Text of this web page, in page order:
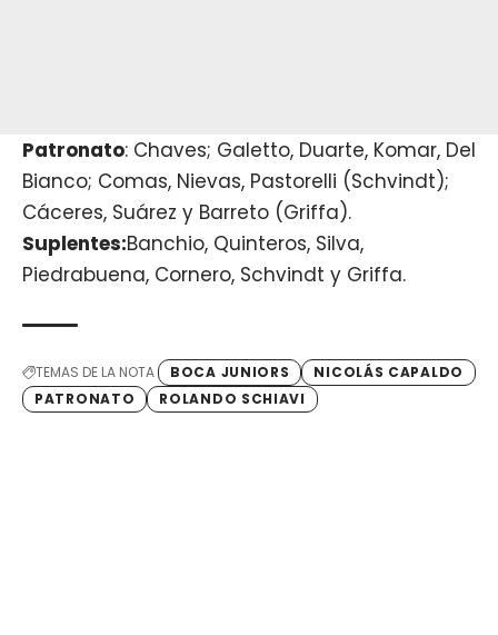
Patronato: Chaves; Galetto, Duarte, Komar, Del
Bianco; Comas, Nievas, Pastorelli (Schvindt);
Cáceres, Suárez y Barreto (Griffa).
Suplentes:Banchio, Quinteros, Silva,
Piedrabuena, Cornero, Schvindt y Griffa.
TEMAS DE LA NOTA BOCA JUNIORS
NICOLÁS CAPALDO
PATRONATO
ROLANDO SCHIAVI